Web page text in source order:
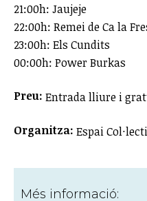
21:00h: Jaujeje
22:00h: Remei de Ca la
23:00h: Els Cundits
00:00h: Power Burkas
Preu: Entrada lliure i
Organitza: Espai
Més informació: